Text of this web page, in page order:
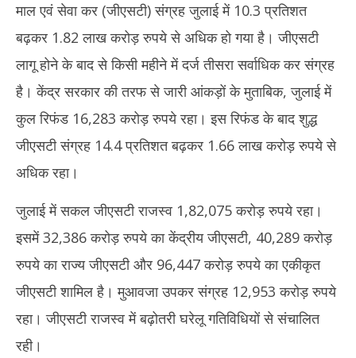
माल एवं सेवा कर (जीएसटी) संग्रह जुलाई में 10.3 प्रतिशत
बढ़कर 1.82 लाख करोड़ रुपये से अधिक हो गया है। जीएसटी
लागू होने के बाद से किसी महीने में दर्ज तीसरा सर्वाधिक कर संग्रह
है। केंद्र सरकार की तरफ से जारी आंकड़ों के मुताबिक, जुलाई में
कुल रिफंड 16,283 करोड़ रुपये रहा। इस रिफंड के बाद शुद्ध
जीएसटी संग्रह 14.4 प्रतिशत बढ़कर 1.66 लाख करोड़ रुपये से
अधिक रहा।
जुलाई में सकल जीएसटी राजस्व 1,82,075 करोड़ रुपये रहा।
इसमें 32,386 करोड़ रुपये का केंद्रीय जीएसटी, 40,289 करोड़
रुपये का राज्य जीएसटी और 96,447 करोड़ रुपये का एकीकृत
जीएसटी शामिल है। मुआवजा उपकर संग्रह 12,953 करोड़ रुपये
रहा। जीएसटी राजस्व में बढ़ोतरी घरेलू गतिविधियों से संचालित
रही।